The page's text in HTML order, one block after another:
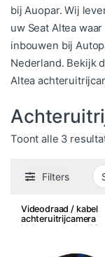
bij Auopar. Wij
uw Seat Altea
inbouwen bij
Nederland. Bekijk
Altea
Toont alle 3
Filters
Videodraad / kabel
achteruitrijcamera
Volkswagen Audi